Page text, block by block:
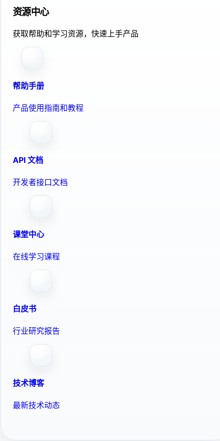
资源中心
获取帮助和学习资源，快速上手产品
帮助手册
产品使用指南和教程
API 文档
开发者接口文档
课堂中心
在线学习课程
白皮书
行业研究报告
技术博客
最新技术动态